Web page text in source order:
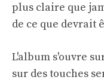
plus claire que
de ce que devrait
L'album s'ouvre
sur des touches